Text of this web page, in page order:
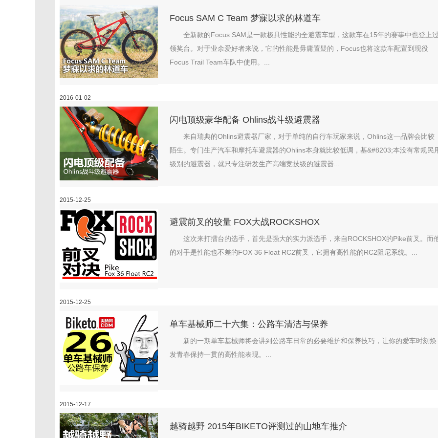
Focus SAM C Team 梦寐以求的林道车
全新款的Focus SAM是一款极具性能的全避震车型，这款车在15年的赛事中也登上
领奖台。对于业余爱好者来说，它的性能是毋庸置疑的，Focus也将这款车配置到现役
Focus Trail Team车队中使用。...
2016-01-02
闪电顶级豪华配备 Ohlins战斗级避震器
来自瑞典的Ohlins避震器厂家，对于单纯的自行车玩家来说，Ohlins这一品牌会比较
陌生。专门生产汽车和摩托车避震器的Ohlins本身就比较低调，基&#8203;本没有常规民
级别的避震器，就只专注研发生产高端竞技级的避震器...
2015-12-25
避震前叉的较量 FOX大战ROCKSHOX
这次来打擂台的选手，首先是强大的实力派选手，来自ROCKSHOX的Pike前叉。而
的对手是性能也不差的FOX 36 Float RC2前叉，它拥有高性能的RC2阻尼系统。...
2015-12-25
单车基械师二十六集：公路车清洁与保养
新的一期单车基械师将会讲到公路车日常的必要维护和保养技巧，让你的爱车时刻焕
发青春保持一贯的高性能表现。...
2015-12-17
越骑越野 2015年BIKETO评测过的山地车推介